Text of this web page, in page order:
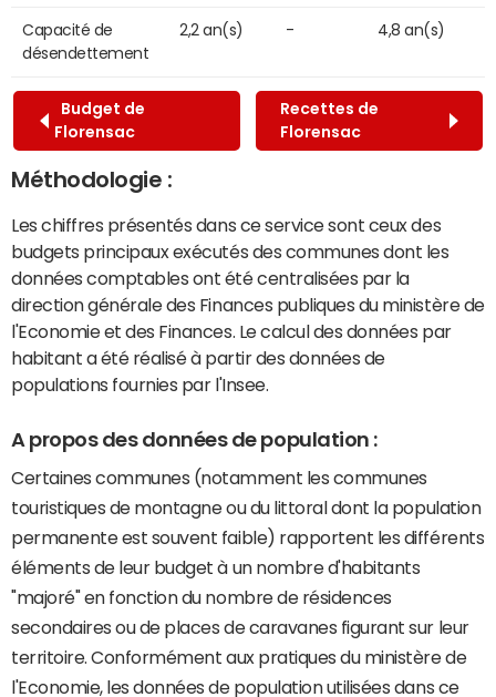
Capacité de
désendettement
2,2 an(s) - 4,8 an(s)
Budget de
Florensac
Recettes de
Florensac
Méthodologie :
Les chiffres présentés dans ce service sont ceux des
budgets principaux exécutés des communes dont les
données comptables ont été centralisées par la
direction générale des Finances publiques du ministère de
l'Economie et des Finances. Le calcul des données par
habitant a été réalisé à partir des données de
populations fournies par l'Insee.
A propos des données de population :
Certaines communes (notamment les communes
touristiques de montagne ou du littoral dont la population
permanente est souvent faible) rapportent les différents
éléments de leur budget à un nombre d'habitants
"majoré" en fonction du nombre de résidences
secondaires ou de places de caravanes figurant sur leur
territoire. Conformément aux pratiques du ministère de
l'Economie, les données de population utilisées dans ce